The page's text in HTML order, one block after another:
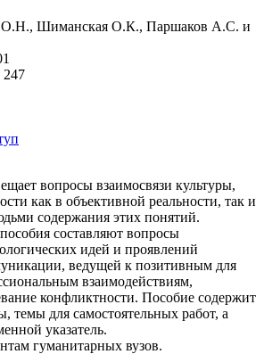
Шиманская О.К., Паршаков А.С. и
247
вопросы взаимосвязи культуры,
как в объективной реальности, так и
содержания этих понятий.
составляют вопросы
идей и проявлений
ведущей к позитивным для
взаимодействиям,
конфликтности. Пособие содержит
темы для самостоятельных работ, а
указатель.
гуманитарных вузов.